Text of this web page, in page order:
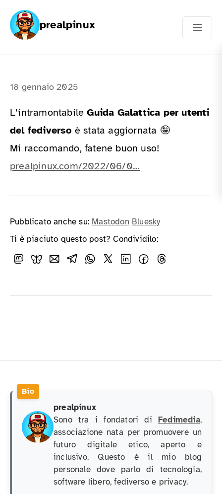
prealpinux
18 gennaio 2025
L’intramontabileGuida Galattica per utenti
del fediverso è stata aggiornata 🤪
Mi raccomando, fatene buon uso!
prealpinux.com/2022/06/0…
Pubblicato anche su: Mastodon Bluesky
Ti è piaciuto questo post? Condividilo:
prealpinux
Sono tra i fondatori di Fedimedia,
associazione nata per promuovere un
futuro digitale etico, aperto e
inclusivo. Questo è il mio blog
personale dove parlo di tecnologia,
software libero, fediverso e privacy.